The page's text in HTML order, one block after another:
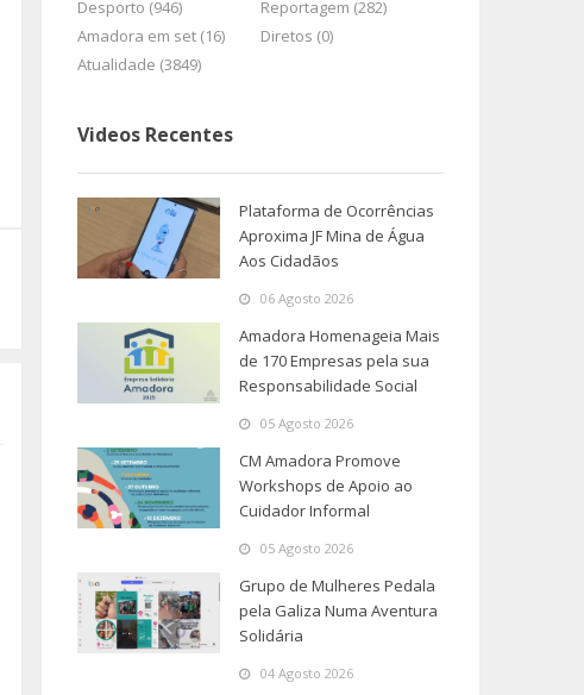
Desporto (946)
Reportagem (282)
Amadora em set (16)
Diretos (0)
Atualidade (3849)
Videos Recentes
Plataforma de Ocorrências
Aproxima JF Mina de Água
Aos Cidadãos
06 Agosto 2026
Amadora Homenageia Mais
de 170 Empresas pela sua
Responsabilidade Social
05 Agosto 2026
CM Amadora Promove
Workshops de Apoio ao
Cuidador Informal
05 Agosto 2026
Grupo de Mulheres Pedala
pela Galiza Numa Aventura
Solidária
04 Agosto 2026